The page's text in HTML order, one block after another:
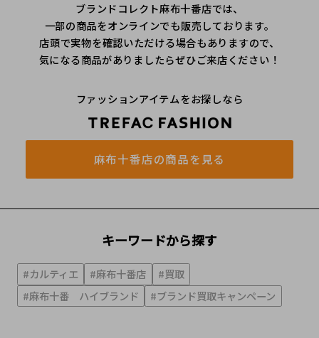
ブランドコレクト麻布十番店では、
一部の商品をオンラインでも販売しております。
店頭で実物を確認いただける場合もありますので、
気になる商品がありましたらぜひご来店ください！
ファッションアイテムをお探しなら
麻布十番店の商品を見る
キーワードから探す
#カルティエ #麻布十番店
#買取
#麻布十番 ハイブランド
#ブランド買取キャンペーン